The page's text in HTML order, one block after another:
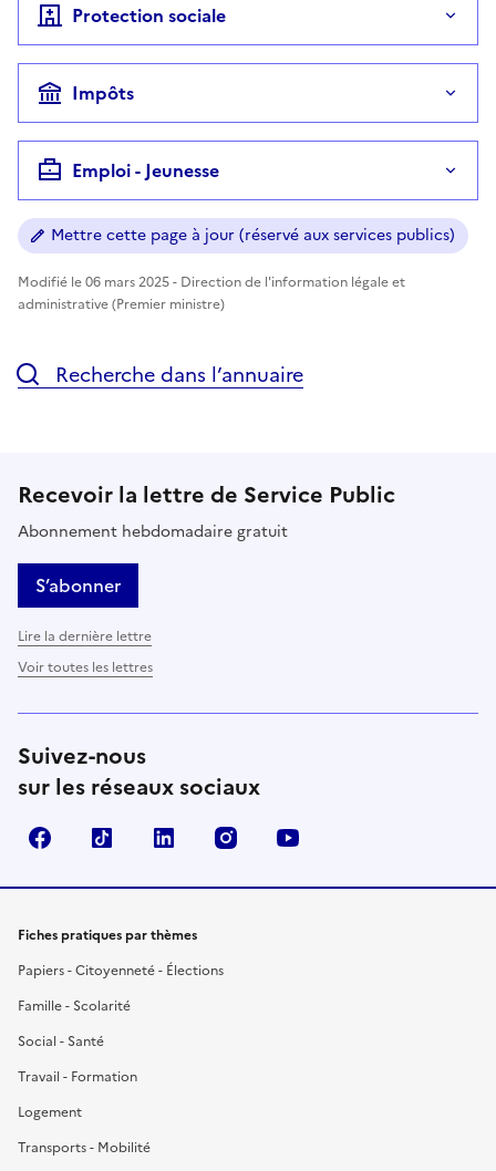
Protection sociale
Impôts
Emploi - Jeunesse
Mettre cette page à jour (réservé aux services publics)
Modifié le 06 mars 2025 - Direction de l'information légale et
administrative (Premier ministre)
Recherche dans l’annuaire
Recevoir la lettre de Service Public
Abonnement hebdomadaire gratuit
S’abonner
Lire la dernière lettre
Voir toutes les lettres
Suivez-nous
sur les réseaux sociaux
FacebookTikTok LinkedIn Instagram
Fiches pratiques par thèmes
Papiers - Citoyenneté - Élections
Famille - Scolarité
Social - Santé
Travail - Formation
Logement
Transports - Mobilité